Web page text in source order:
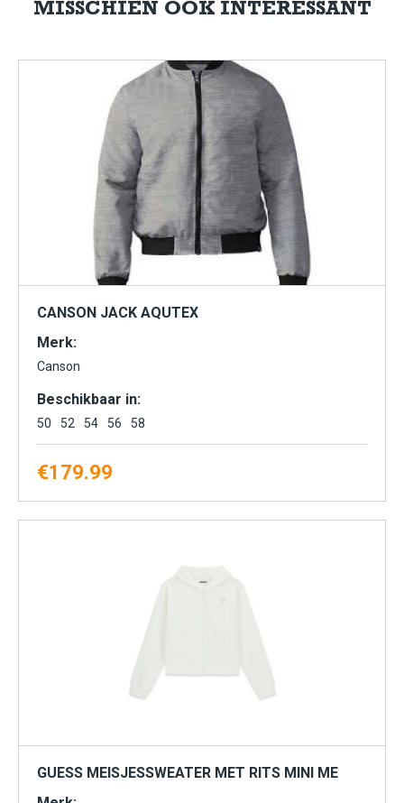
MISSCHIEN OOK INTERESSANT
CANSON JACK AQUTEX
Merk:
Canson
Beschikbaar in:
50 52 54 56 58
€179.99
GUESS MEISJESSWEATER MET RITS MINI ME